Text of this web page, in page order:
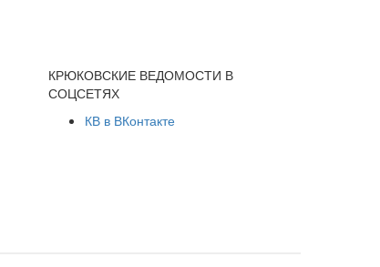
КРЮКОВСКИЕ ВЕДОМОСТИ В
СОЦСЕТЯХ
КВ в ВКонтакте